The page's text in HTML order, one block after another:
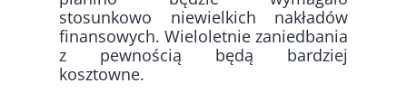
stosunkowo niewielkich nakładów
finansowych. Wieloletnie zaniedbania
z pewnością będą bardziej
kosztowne.